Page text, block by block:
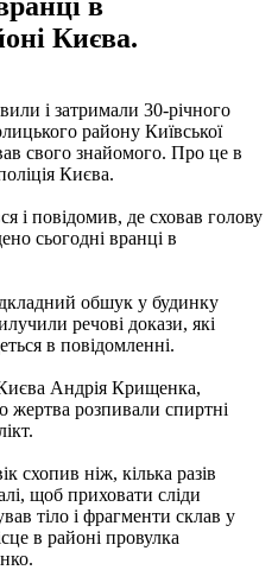
Києва.
і затримали 30-річного
району Київської
свого знайомого. Про це в
Києва.
і повідомив, де сховав голову
сьогодні вранці в
обшук у будинку
речові докази, які
в повідомленні.
Києва Андрія Крищенка,
жертва розпивали спиртні
схопив ніж, кілька разів
щоб приховати сліди
тіло і фрагменти склав у
в районі провулка